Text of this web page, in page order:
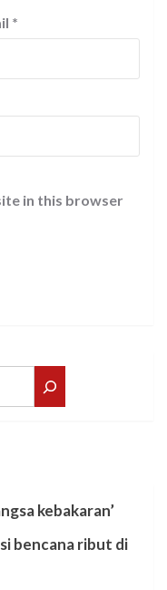
*
in this browser
kebakaran’
bencana ribut di